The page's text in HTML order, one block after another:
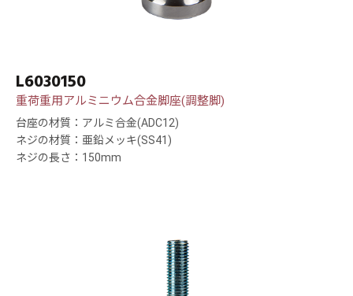
L6030150
重荷重用アルミニウム合金脚座(調整脚)
台座の材質：アルミ合金(ADC12)
ネジの材質：亜鉛メッキ(SS41)
ネジの長さ：150mm